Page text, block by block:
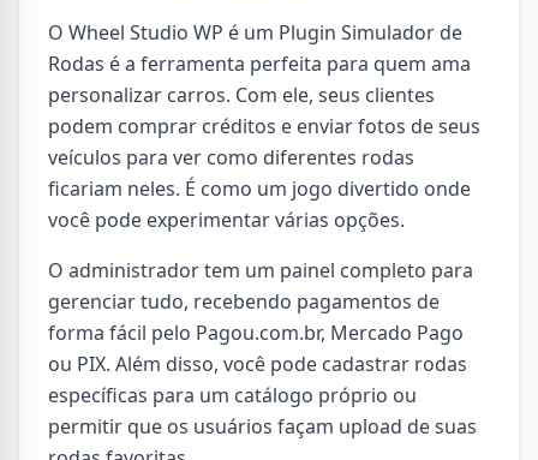
O Wheel Studio WP é um Plugin Simulador de
Rodas é a ferramenta perfeita para quem ama
personalizar carros. Com ele, seus clientes
podem comprar créditos e enviar fotos de seus
veículos para ver como diferentes rodas
ficariam neles. É como um jogo divertido onde
você pode experimentar várias opções.
O administrador tem um painel completo para
gerenciar tudo, recebendo pagamentos de
forma fácil pelo Pagou.com.br, Mercado Pago
ou PIX. Além disso, você pode cadastrar rodas
específicas para um catálogo próprio ou
permitir que os usuários façam upload de suas